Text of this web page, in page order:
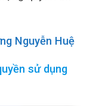
Nguyễn Huệ
sử dụng